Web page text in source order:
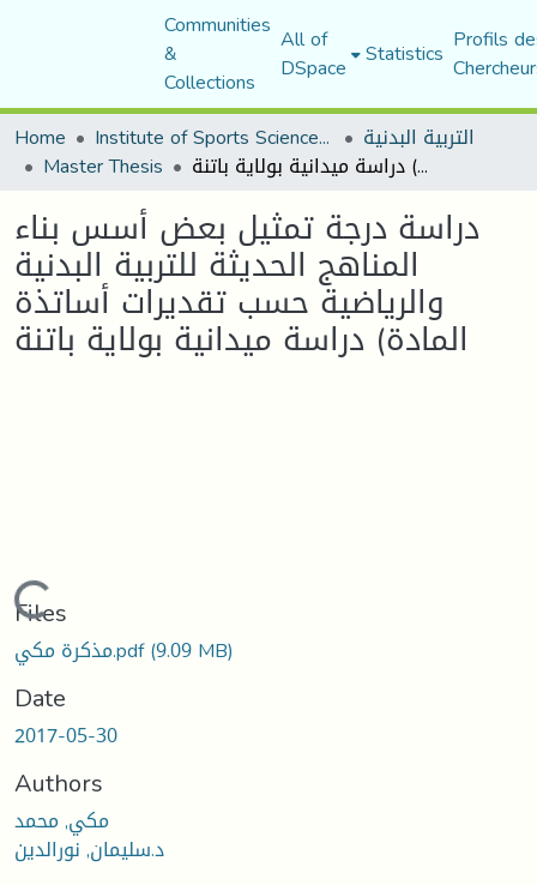
Communities
&
Collections
All of
DSpace Statistics Profils
Home
Institute of Sports Sciences and Techniques التربية البدنية
Master Thesis دراسة درجة تمثيل بعض أسس بناء المناهج الحديثة للتربية البدنية والرياضية حسب تقديرات أساتذة المادة) دراسة ميدانية بولاية باتنة
دراسة درجة تمثيل بعض أسس بناء
المناهج الحديثة للتربية البدنية
والرياضية حسب تقديرات أساتذة
المادة) دراسة ميدانية بولاية باتنة
Files
مذكرة مكي.pdf(9.09 MB)
Date
2017-05-30
Authors
مكي, محمد
د.سليمان, نورالدين